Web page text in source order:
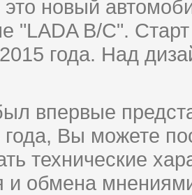
новый
"LADA B/C".
года. Над
впервые
года, Вы можете
технические
обмена